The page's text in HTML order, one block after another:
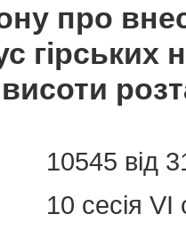
про
гірських
10545 від
10 сесія VI